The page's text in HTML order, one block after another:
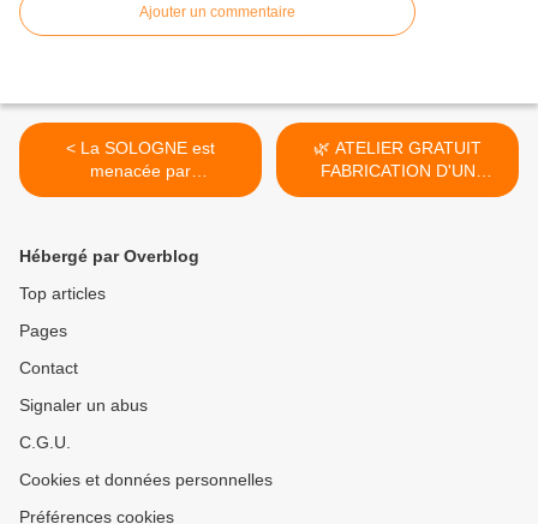
Ajouter un commentaire
< La SOLOGNE est
menacée par
l’engrillagement....
🌿 ATELIER GRATUIT
FABRICATION D'UN
PLESSIS EN... >
Hébergé par Overblog
Top articles
Pages
Contact
Signaler un abus
C.G.U.
Cookies et données personnelles
Préférences cookies